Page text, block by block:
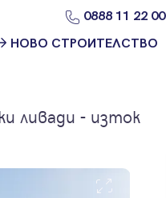
0888 11 22 00
НОВО СТРОИТЕЛСТВО
ливади - изток